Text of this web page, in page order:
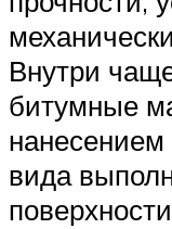
Внутри
битумные
нанесением
вида